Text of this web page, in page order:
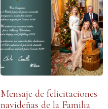
Mensaje de felicitaciones
navideñas de la Familia